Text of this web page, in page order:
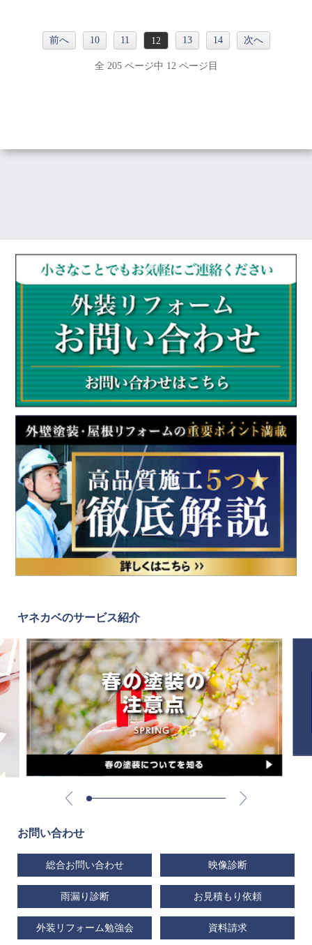
前へ 10 11 12 13 14 次へ
全 205 ページ中 12 ページ目
ヤネカベのサービス紹介
お問い合わせ
総合お問い合わせ 映像診断
雨漏り診断 お見積もり依頼
外装リフォーム勉強会 資料請求